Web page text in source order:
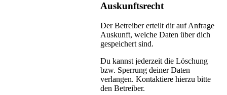
Auskunftsrecht
Der Betreiber erteilt dir auf Anfrage
Auskunft, welche Daten über dich
gespeichert sind.
Du kannst jederzeit die Löschung
bzw. Sperrung deiner Daten
verlangen. Kontaktiere hierzu bitte
den Betreiber.